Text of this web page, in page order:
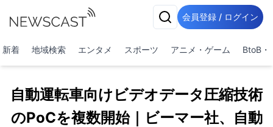
会員登録 / ログイン
新着 地域検索 エンタメ スポーツ アニメ・ゲーム BtoB・
自動運転車向けビデオデータ圧縮技術
のPoCを複数開始｜ビーマー社、自動